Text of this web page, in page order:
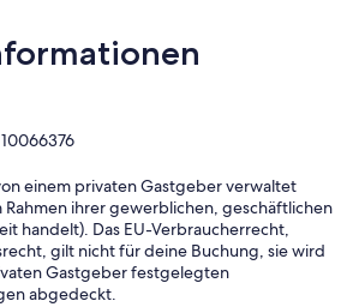
10066376
einem privaten Gastgeber verwaltet
Rahmen ihrer gewerblichen, geschäftlichen
handelt). Das EU-Verbraucherrecht,
gilt nicht für deine Buchung, sie wird
Gastgeber festgelegten
abgedeckt.